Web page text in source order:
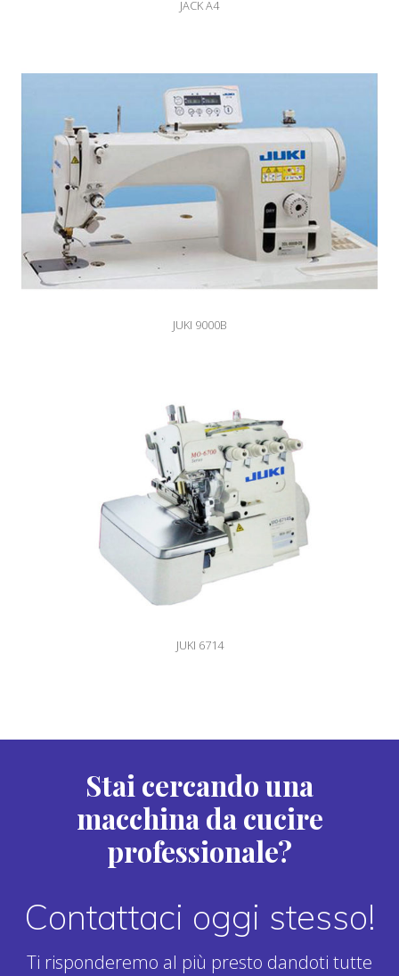
JACK A4
JUKI 9000B
JUKI 6714
Stai cercando una
macchina da cucire
professionale?
Contattaci oggi stesso!
Ti risponderemo al più presto dandoti tutte